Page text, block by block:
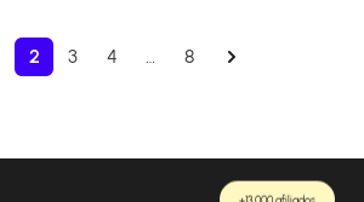
2 3 4 … 8
+13.000 afiliados